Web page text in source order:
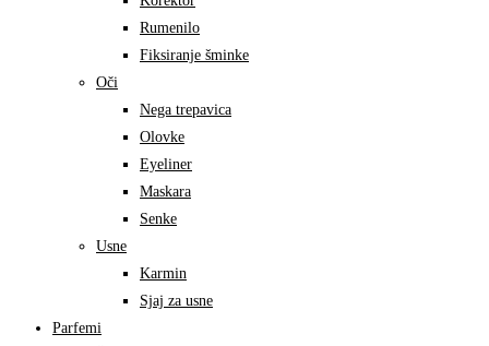
Rumenilo
Fiksiranje šminke
Oči
Nega trepavica
Olovke
Eyeliner
Maskara
Senke
Usne
Karmin
Sjaj za usne
Parfemi